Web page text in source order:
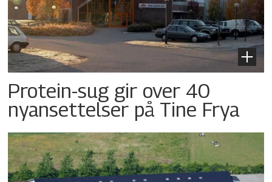
Protein-sug gir over 40
nyansettelser på Tine Frya